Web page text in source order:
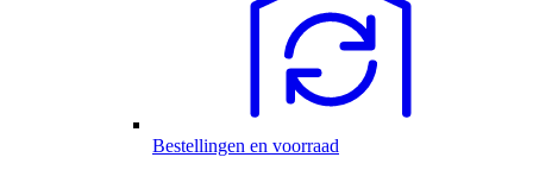
Bestellingen en voorraad